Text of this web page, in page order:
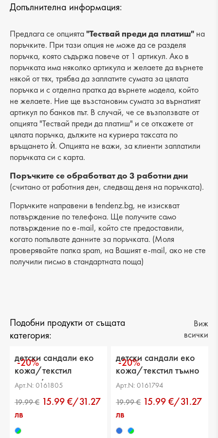
Вид на продукта: -
Категория: сандали
Лицев материал: еко кожа
Хастар: еко кожа
Ходило/Подметка: равна
Вид стелка: еко кожа
Височина на тока: 3 cm
Височина подметка: 2 cm
Височина на платформата : -
Разстояние от петата до горната част: -
Обиколка на прасеца: -
Допълнителна информация:
Предлага се опцията"Тествай преди да платиш" на
поръчките. При тази опция не може да се разделя
поръчка, която съдържа повече от 1 артикул. Ако в
поръчката има няколко артикула и желаете да върнете
някой от тях, трябва да заплатите сумата за цялата
поръчка и с отделна пратка да върнете модела, който
не желаете. Ние ще възстановим сумата за върнатият
артикул по банков път. В случай, че се възползвате от
опцията "Тествай преди да платиш" и се откажете от
цялата поръчка, дължите на куриера таксата по
връщането ѝ. Опцията не важи, за клиенти заплатили
поръчката си с карта.
Поръчките се обработват до 3 работни дни
(считано от работния ден, следващ деня на поръчката).
Поръчките направени в tendenz.bg, не изискват
потвърждение по телефона. Ще получите само
потвърждение по e-mail, който сте предоставили,
когато попълвате данните за поръчката. (Моля
проверявайте папка spam, на Вашият e-mail, ако не сте
получили писмо в стандартната поща)
Подобни продукти от същата
категория:
Виж
всички
-20%
детски сандали еко
кожа/текстил
синьо/зелени
Арт.N: 0161805
15.99 €/31.27
лв
-20%
детски сандали еко
кожа/текстил тъмно
сини
Арт.N: 0161794
15.99 €/31.27
лв